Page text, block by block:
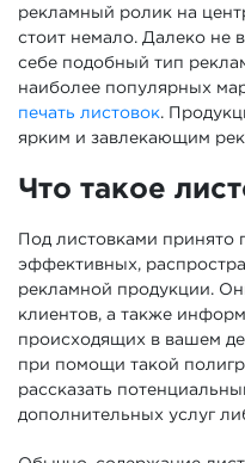
рекламный ролик на
стоит немало. Далеко не
себе подобный тип
наиболее популярных
печать листовок.
ярким и завлекающим
Что такое
Под листовками принято
эффективных,
рекламной продукции.
клиентов, а также
происходящих в вашем
при помощи такой
рассказать
дополнительных услуг